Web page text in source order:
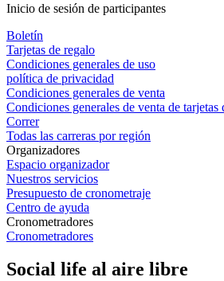
Inicio de sesión de participantes
Boletín
Tarjetas de regalo
Condiciones generales de uso
política de privacidad
Condiciones generales de venta
Condiciones generales de venta de tarjetas
Correr
Todas las carreras por región
Organizadores
Espacio organizador
Nuestros servicios
Presupuesto de cronometraje
Centro de ayuda
Cronometradores
Cronometradores
Social life al aire libre